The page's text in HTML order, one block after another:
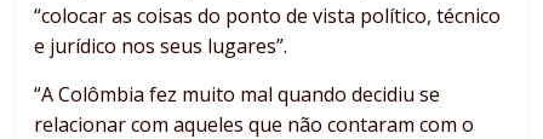
“colocar as coisas do ponto de vista político, técnico
e jurídico nos seus lugares”.
“A Colômbia fez muito mal quando decidiu se
relacionar com aqueles que não contaram com o